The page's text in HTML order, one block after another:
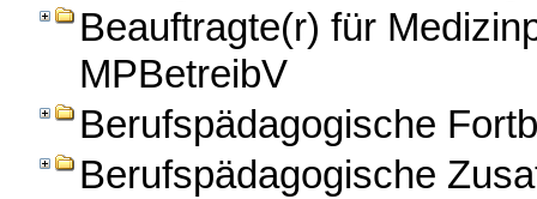
Beauftragte(r) für
MPBetreibV
Berufspädagogische
Berufspädagogische